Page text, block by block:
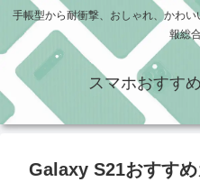
手帳型から耐衝撃、おしゃれ、かわ
報総
スマホおすす
Galaxy S21おすす